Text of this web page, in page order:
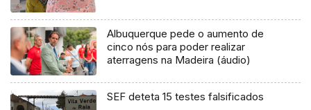
Albuquerque pede o aumento de
cinco nós para poder realizar
aterragens na Madeira (áudio)
SEF deteta 15 testes falsificados